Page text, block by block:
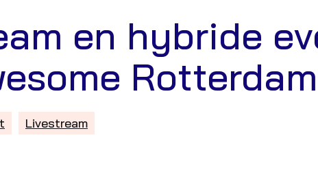
en hybride
Rotterdam
Livestream